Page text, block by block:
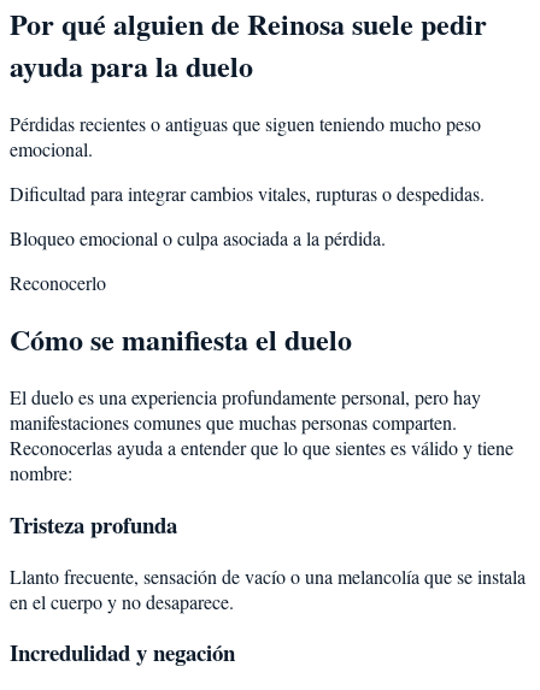
Por qué alguien de Reinosasuele pedir
ayuda para laduelo
Pérdidas recientes o antiguas que siguen teniendo mucho peso
emocional.
Dificultad para integrar cambios vitales, rupturas o despedidas.
Bloqueo emocional o culpa asociada a la pérdida.
Reconocerlo
Cómo se manifiesta el duelo
El duelo es una experiencia profundamente personal, pero hay
manifestaciones comunes que muchas personas comparten.
Reconocerlas ayuda a entender que lo que sientes es válido y tiene
nombre:
Tristeza profunda
Llanto frecuente, sensación de vacío o una melancolía que se instala
en el cuerpo y no desaparece.
Incredulidad y negación